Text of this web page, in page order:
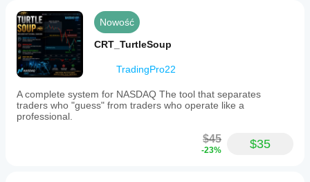
Nowość
CRT_TurtleSoup
TradingPro22
A complete system for NASDAQ The tool that separates
traders who "guess" from traders who operate like a
professional.
$45
-23% $35